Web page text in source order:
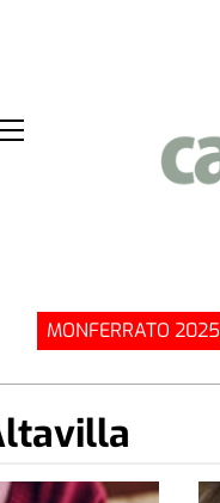
MONFERRATO 2025